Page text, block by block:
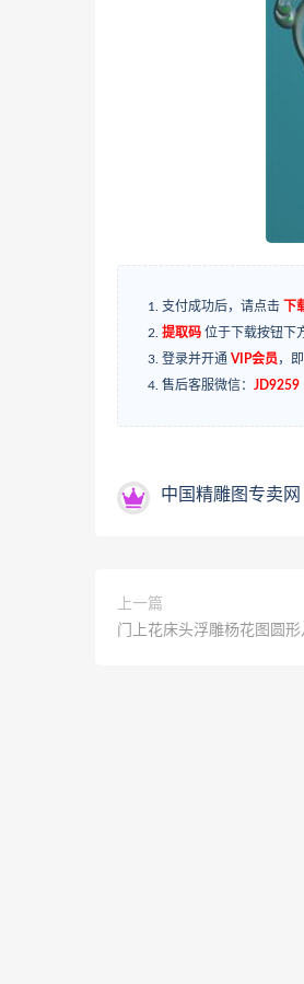
支付成功后，请点击 下
提取码 位于下载按钮下
登录并开通 VIP会员 ，
售后客服微信： JD9259
中国精雕图专卖网
上一篇
门上花床头浮雕杨花图圆